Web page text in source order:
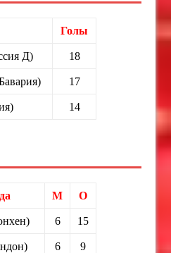
Голы
Д) 18
17
14
М О
6 15
6 9